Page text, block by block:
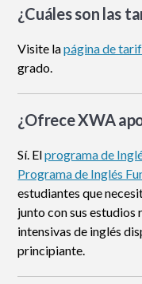
¿Cuáles son las
Visite lapágina de
grado.
¿Ofrece XWA
Sí. Elprograma de
Programa de Inglés
estudiantes que
junto con sus estudios
intensivas de inglés
principiante.